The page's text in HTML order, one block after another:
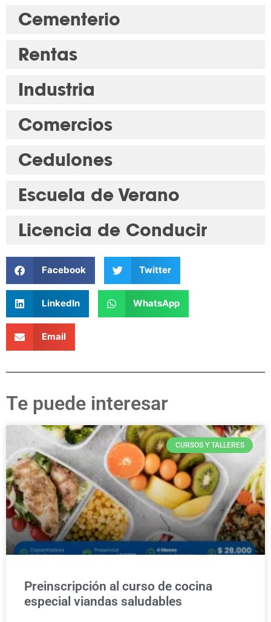
Cementerio
Rentas
Industria
Comercios
Cedulones
Escuela de Verano
Licencia de Conducir
Facebook Twitter
LinkedIn WhatsApp
Email
Te puede interesar
CURSOS Y TALLERES
Preinscripción al curso de cocina
especial viandas saludables